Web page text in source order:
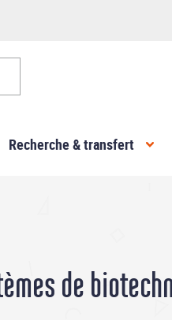
Recherche & transfert
de